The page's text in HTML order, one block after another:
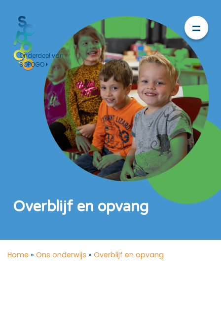
Onderdeel van
SOPOGO
Overblijf en opvang
Home » Ons onderwijs » Overblijf en opvang